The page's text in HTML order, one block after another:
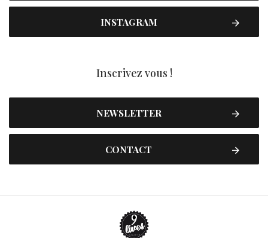
INSTAGRAM
Inscrivez vous !
NEWSLETTER
CONTACT